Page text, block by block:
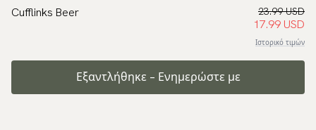
Cufflinks Beer 23.99 USD
17.99 USD
Ιστορικό τιμών
Εξαντλήθηκε – Ενημερώστε με